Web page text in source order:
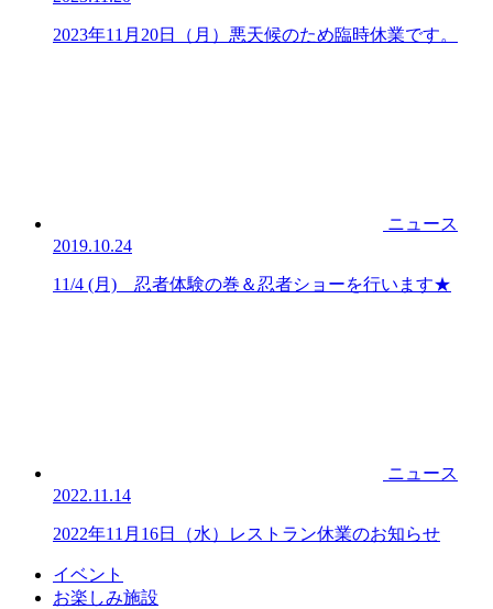
2023年11月20日（月）悪天候のため臨時休業です。
ニュース
2019.10.24
11/4 (月) 忍者体験の巻＆忍者ショーを行います★
ニュース
2022.11.14
2022年11月16日（水）レストラン休業のお知らせ
イベント
お楽しみ施設